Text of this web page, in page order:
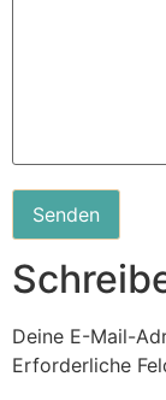
Deine E-Mail-
Erforderliche